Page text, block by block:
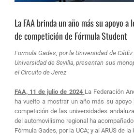
La FAA brinda un año más su apoyo
de competición de Fórmula Student
Formula Gades, por la Universidad de
Universidad de Sevilla, presentan sus
el Circuito de Jerez
FAA, 11 de julio de 2024 La Federación
ha vuelto a mostrar un año más su
competición de las universidades
del automovilismo regional ha
Fórmula Gades, por la UCA; y al ARUS de